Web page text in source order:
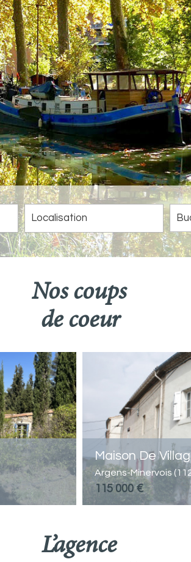
5KM 10KM 25KM
nos coups
de coeur
Maison De
Argens-Minervois
115 000 €
l’agence